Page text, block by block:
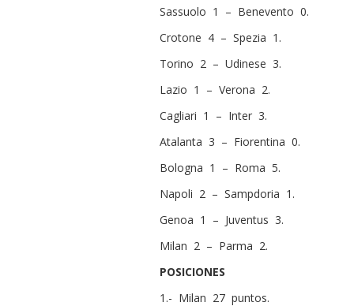
Sassuolo 1 – Benevento 0.
Crotone 4 – Spezia 1.
Torino 2 – Udinese 3.
Lazio 1 – Verona 2.
Cagliari 1 – Inter 3.
Atalanta 3 – Fiorentina 0.
Bologna 1 – Roma 5.
Napoli 2 – Sampdoria 1.
Genoa 1 – Juventus 3.
Milan 2 – Parma 2.
POSICIONES
1.- Milan 27 puntos.